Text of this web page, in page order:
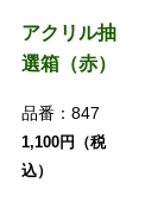
アクリル抽
選箱（赤）
品番： 847
1,100円（税
込）